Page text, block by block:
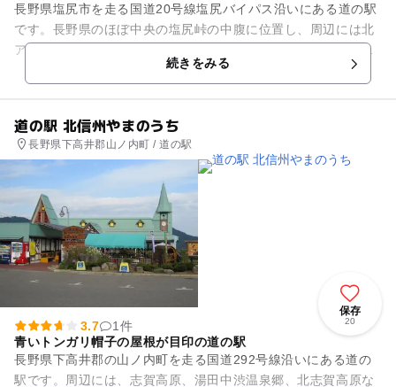
長野県塩尻市を走る国道20号線塩尻バイパス沿いにある道の駅
です。長野県のほぼ中央の塩尻峠の中腹に位置し、周辺には北
アルプス、鉢盛連峰の眺望が広がります。敷地内には、芝生公
園、多目的広場、子供広場...続きをみる
道の駅 北信州やまのうち
長野県下高井郡山ノ内町 / 道の駅
保存
20
3.7
1件
青いトンガリ帽子の屋根が目印の道の駅
長野県下高井郡の山ノ内町を走る国道292号線沿いにある道の
駅です。周辺には、志賀高原、湯田中渋温泉郷、北志賀高原な